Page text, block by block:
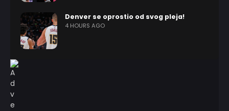
Denver se oprostio od svog pleja!
4 HOURS AGO